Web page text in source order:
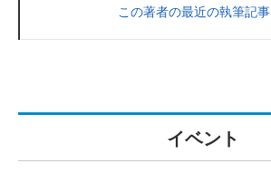
この著者の最近の執筆記事
イベント